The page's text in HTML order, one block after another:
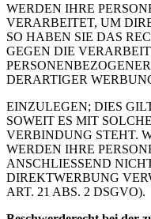
WERDEN IHRE
VERARBEITET, UM
SO HABEN SIE DAS
GEGEN DIE
DERARTIGER
EINZULEGEN; DIES
SOWEIT ES MIT
VERBINDUNG STEHT.
WERDEN IHRE
ANSCHLIESSEND
DIREKTWERBUNG
ART. 21 ABS. 2 DSGVO).